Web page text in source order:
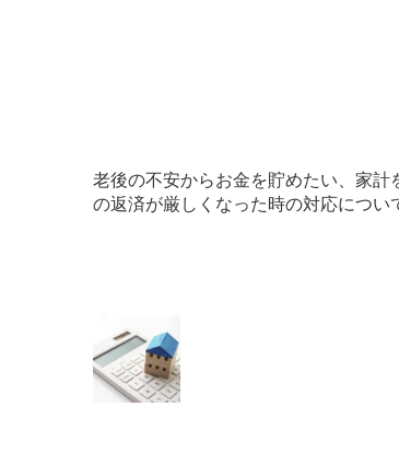
老後の不安からお金を貯めたい、家
の返済が厳しくなった時の対応につい